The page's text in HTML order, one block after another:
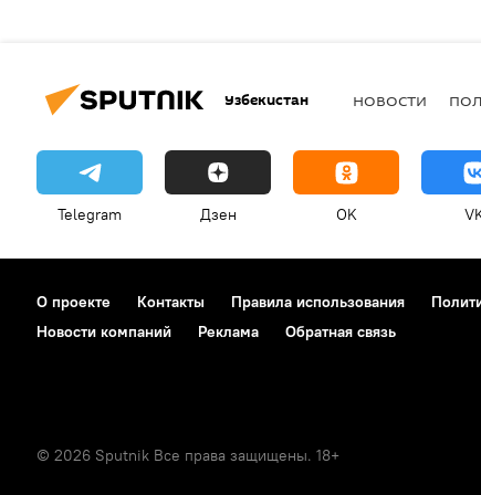
Узбекистан НОВОСТИ
Telegram Дзен OK
О проекте Контакты Правила использования
Новости компаний
Реклама Обратная связь
© 2026 Sputnik Все права защищены. 18+